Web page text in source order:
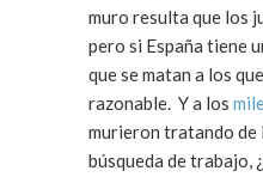
muro resulta que los
pero si España tiene
que se matan a los
razonable. Y a los
murieron tratando de
búsqueda de trabajo,